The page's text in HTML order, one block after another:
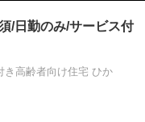
/日勤のみ/サービス付
き高齢者向け住宅 ひか